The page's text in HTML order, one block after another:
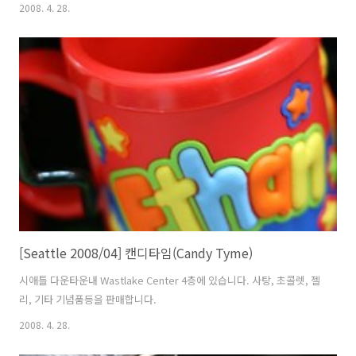
2008. 4. 28.
[Seattle 2008/04] 캔디타임(Candy Tyme)
시애틀 다운타운내 Wastlake Center 4층에 있습니다. 사탕, 초콜렛, 젤
리, 기타 기념품등을 판매합니다.
2008. 4. 28.